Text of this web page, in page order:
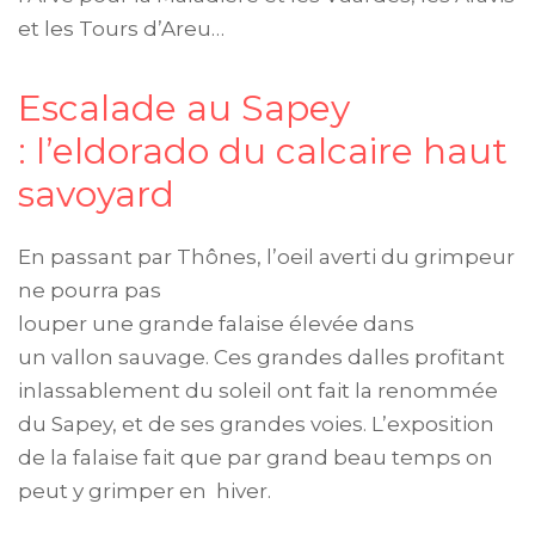
et les Tours d’Areu…
Escalade au Sapey
: l’eldorado du calcaire haut
savoyard
En passant par Thônes, l’oeil averti du grimpeur
ne pourra pas
louper une grande falaise élevée dans
un vallon sauvage. Ces grandes dalles profitant
inlassablement du soleil ont fait la renommée
du Sapey, et de ses grandes voies. L’exposition
de la falaise fait que par grand beau temps on
peut y grimper en hiver.